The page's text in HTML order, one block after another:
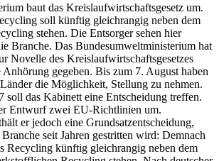
baut das Kreislaufwirtschaftsgesetz um.
soll künftig gleichrangig neben dem
stehen. Die Entsorger sehen hier
Branche. Das Bundesumweltministerium hat
Novelle des Kreislaufwirtschaftsgesetzes
gegeben. Bis zum 7. August haben
die Möglichkeit, Stellung zu nehmen.
soll das Kabinett eine Entscheidung treffen.
Entwurf zwei EU-Richtlinien um.
er jedoch eine Grundsatzentscheidung,
seit Jahren gestritten wird: Demnach
Recycling künftig gleichrangig neben dem